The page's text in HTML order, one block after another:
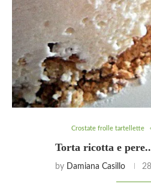
Crostate frolle tartellette
Torta ricotta e
by Damiana Casillo